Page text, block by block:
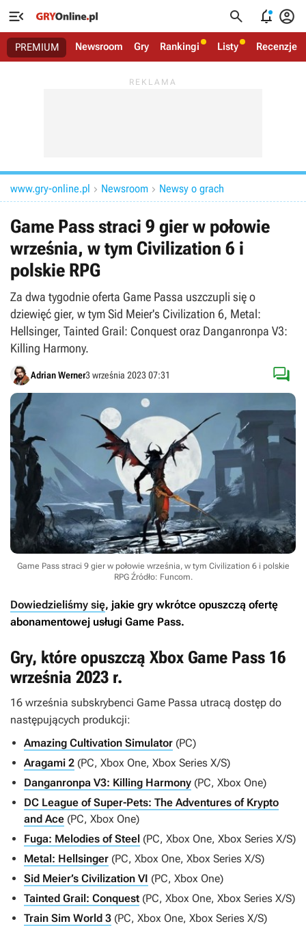
   
PREMIUM Newsroom Gry Rankingi Listy Recenzje
www.gry-online.pl  Newsroom  Newsy o grach
Game Pass straci 9 gier w połowie
września, w tym Civilization 6 i
polskie RPG
Za dwa tygodnie oferta Game Passa uszczupli się o
dziewięć gier, w tym Sid Meier's Civilization 6, Metal:
Hellsinger, Tainted Grail: Conquest oraz Danganronpa V3:
Killing Harmony.
Adrian Werner3 września 2023 07:31 
Game Pass straci 9 gier w połowie września, w tym Civilization 6 i polskie
RPG Źródło: Funcom.
Dowiedzieliśmy się, jakie gry wkrótce opuszczą ofertę
abonamentowej usługi Game Pass.
Gry, które opuszczą Xbox Game Pass 16
września 2023 r.
16 września subskrybenci Game Passa utracą dostęp do
następujących produkcji:
Amazing Cultivation Simulator (PC)
Aragami 2 (PC, Xbox One, Xbox Series X/S)
Danganronpa V3: Killing Harmony (PC, Xbox One)
DC League of Super-Pets: The Adventures of Krypto
and Ace (PC, Xbox One)
Fuga: Melodies of Steel (PC, Xbox One, Xbox Series X/S)
Metal: Hellsinger (PC, Xbox One, Xbox Series X/S)
Sid Meier’s Civilization VI (PC, Xbox One)
Tainted Grail: Conquest (PC, Xbox One, Xbox Series X/S)
Train Sim World 3 (PC, Xbox One, Xbox Series X/S)